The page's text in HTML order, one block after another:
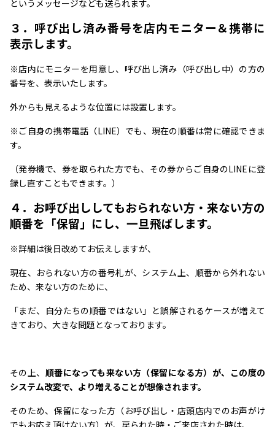
というメッセージなども送られます。
３．呼び出し済み番号を店内モニター＆携帯に
表示します。
※店内にモニターを用意し、呼び出し済み（呼び出し中）の方の
番号を、表示いたします。
外からも見えるような位置には設置します。
※ご自身の携帯電話（LINE）でも、現在の順番は常に確認できま
す。
（発券機で、券を取られた方でも、その券からご自身のLINEに登
録し直すこともできます。）
４．お呼び出ししてもおられない方・来ない方の
順番を「保留」にし、一旦飛ばします。
※詳細は後日改めてお伝えしますが、
現在、おられない方の番号札が、システム上、順番から外れない
ため、来ない方のために、
「まだ、自分たちの順番ではない」と誤解されるケースが増えて
きており、大きな問題となっております。
その上、 順番になっても来ない方（保留になる方）が、この度の
システム改変で、より増えることが想像されます。
そのため、保留になった方（お呼び出し・店頭店内でのお声がけ
でもお応え頂けない方）が、戻られた時・ご来店された時は、